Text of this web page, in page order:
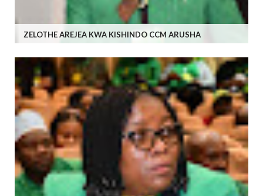
ZELOTHE AREJEA KWA KISHINDO CCM ARUSHA